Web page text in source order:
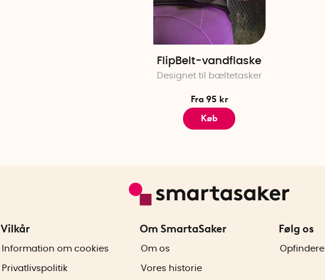
FlipBelt-vandflaske
Designet til bæltetasker
Fra 95 kr
Køb
Vilkår
Information om cookies
Privatlivspolitik
Om SmartaSaker
Om os
Vores historie
Følg os
Opfindere